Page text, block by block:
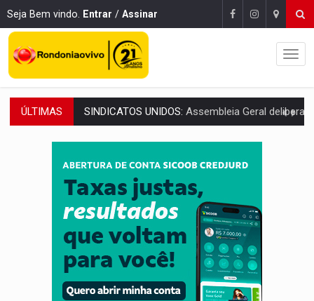
Seja Bem vindo. Entrar / Assinar
ÚLTIMAS SINDICATOS UNIDOS: Assembleia Geral delibera greve da educação
PROCESSO SELETIVO:Rondoniaovivo abre oficina de Comunicação com
AGOSTO LILÁS:MPRO lança de portal e promove reflexão sobre trajetória da
REGULARIZAÇÃO:Refis 2026 segue até o fim do ano para
ROLIM DE MOURA: Programa da Energisa beneficia 60 famílias com geladeiras
VIOLÊNCIA VICÁRIA: MPRO obtém condenação de réu a 21 anos de prisão
COLEGIADO:Brasil e Rússia discutem energia nuclear, defesa e